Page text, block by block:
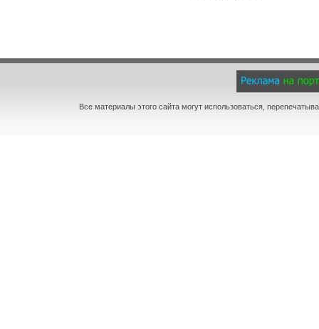
Все материалы этого сайта могут использоваться,